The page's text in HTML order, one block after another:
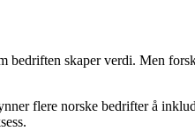
skaper verdi. Men
flere norske bedrifter å